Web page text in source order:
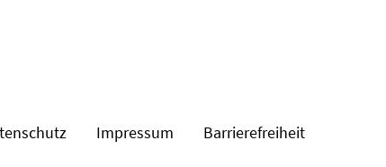
Impressum Barrierefreiheit